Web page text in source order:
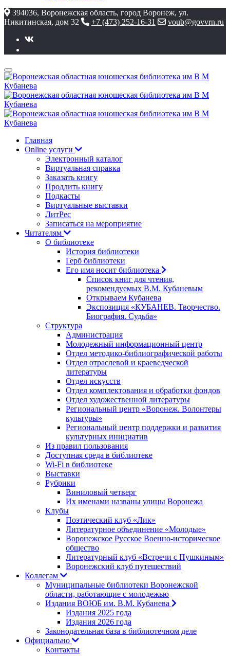
394036, Воронежская область, город Воронеж, ул.
Никитинская, дом 32
+7 (473) 252-16-31 voub@govvrn.ru
Главная
Online услуги
Электронный каталог
Виртуальная справка
Заказать книгу
Продлить книгу
Подкасты
Виртуальные выставки
ЛитРес
Записаться на мероприятие
Читателям
О библиотеке
История библиотеки
Герб библиотеки
Его имя носит библиотека
Список книг для чтения,
рекомендуемых В.М. Кубаневым
Открываем Кубанева
Экспозиция «КУБАНЕВ. Творчество.
Биография. Судьба»
Структура
Администрация
Молодежный информационный центр
Отдел методико-библиографической работы
Отдел отраслевой и краеведческой
литературы
Отдел искусств
Отдел комплектования и обработки фондов
Отдел художественной литературы
Региональный центр «Воронеж. Волонтеры
культуры»
Региональный центр поддержки и развития
культурных инициатив
Из правил пользования
Доступная среда в библиотеке
Wi-Fi в библиотеке
Выставки
Рубрики
Виниловый четверг
Их именами названы улицы Воронежа
Клубы
Поэтический клуб «Лик»
Литературное объединение «Молодые»
Воронежское Русское Военно-историческое
общество
Литературный клуб «Встречи с Пушкиным»
Воронежский клуб путешествий
Коллегам
Муниципальные библиотеки Воронежской
области, работающие с молодежью
Издания ВОЮБ им. В.М. Кубанева
Издания 2025 года
Издания 2026 года
Законодательная база в библиотечном деле
Официально
Контакты